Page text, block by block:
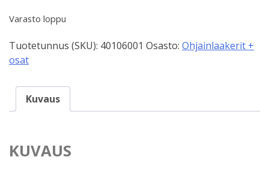
Varasto loppu
Tuotetunnus (SKU): 40106001 Osasto: Ohjainlaakerit +
osat
Kuvaus
KUVAUS